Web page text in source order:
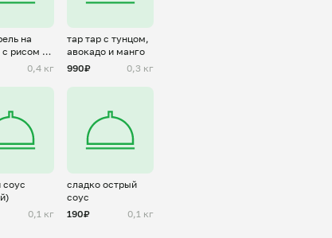
на
с рисом и
из манго
0,4 кг
тар тар с тунцом,
авокадо и манго
990₽
0,3 кг
соус
0,1 кг
сладко острый
соус
190₽
0,1 кг